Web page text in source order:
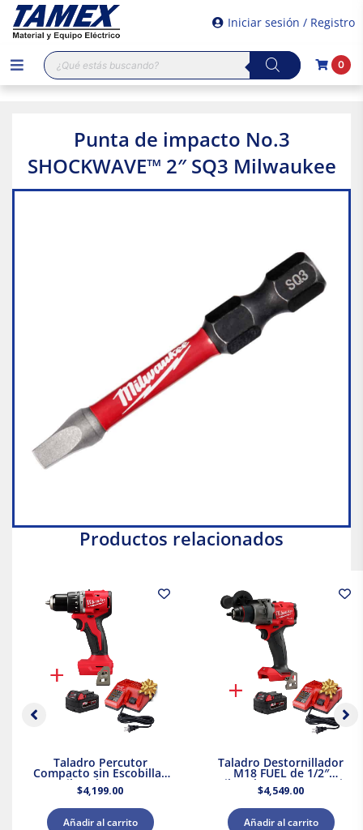
Iniciar sesión / Registro
Búsqueda
de
productos
0
Punta de impacto No.3
SHOCKWAVE™ 2″ SQ3 Milwaukee
Productos relacionados
Taladro Percutor
Compacto sin Escobillas
M18 Milwaukee 3602-20 +
Kit Batería y Cargador
$4,199.00
Añadir al carrito
Taladro Destornillador
M18 FUEL de 1/2″
Milwaukee 2903-20 + Kit
Bateria y Cargador
$4,549.00
Añadir al carrito